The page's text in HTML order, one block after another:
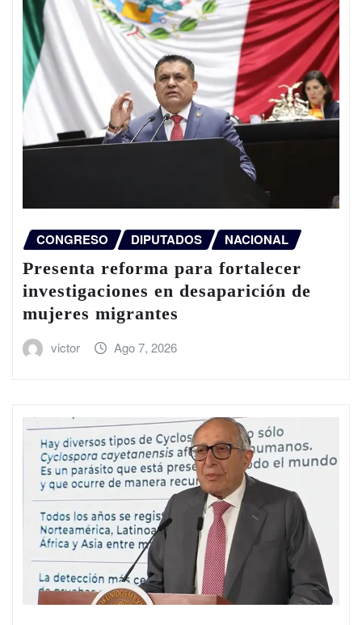
CONGRESO DIPUTADOS NACIONAL
Presenta reforma para fortalecer
investigaciones en desaparición de
mujeres migrantes
victor Ago 7, 2026